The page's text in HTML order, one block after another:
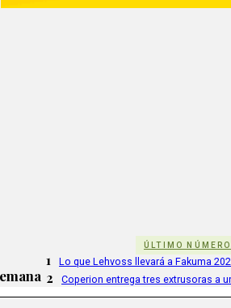
ÚLTIMO NÚMERO
1 Lo que Lehvoss llevará a Fakuma
2 Coperion entrega tres extrusoras a